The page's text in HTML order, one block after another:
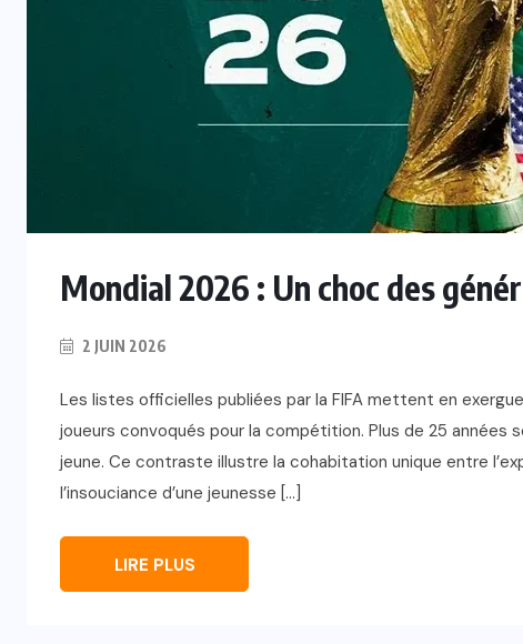
Mondial 2026 : Un choc des
2 JUIN 2026
Les listes officielles publiées par la FIFA mettent en
joueurs convoqués pour la compétition. Plus de 25 années
jeune. Ce contraste illustre la cohabitation unique entre
l’insouciance d’une jeunesse […]
LIRE PLUS